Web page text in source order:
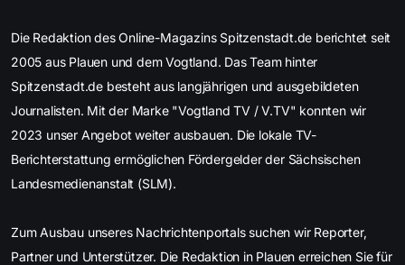
Die Redaktion des Online-Magazins Spitzenstadt.de berichtet seit
2005 aus Plauen und dem Vogtland. Das Team hinter
Spitzenstadt.de besteht aus langjährigen und ausgebildeten
Journalisten. Mit der Marke "Vogtland TV / V.TV" konnten wir
2023 unser Angebot weiter ausbauen. Die lokale TV-
Berichterstattung ermöglichen Fördergelder der Sächsischen
Landesmedienanstalt (SLM).
Zum Ausbau unseres Nachrichtenportals suchen wir Reporter,
Partner und Unterstützer. Die Redaktion in Plauen erreichen Sie für